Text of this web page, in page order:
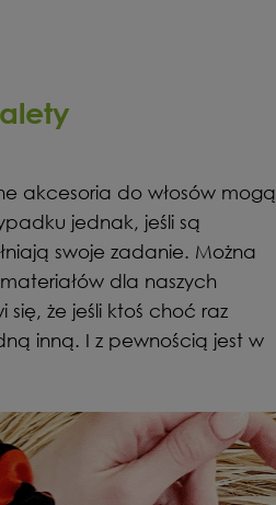
akcesoria do włosów mogą
jednak, jeśli są
swoje zadanie. Można
dla naszych
że jeśli ktoś choć raz
inną. I z pewnością jest w